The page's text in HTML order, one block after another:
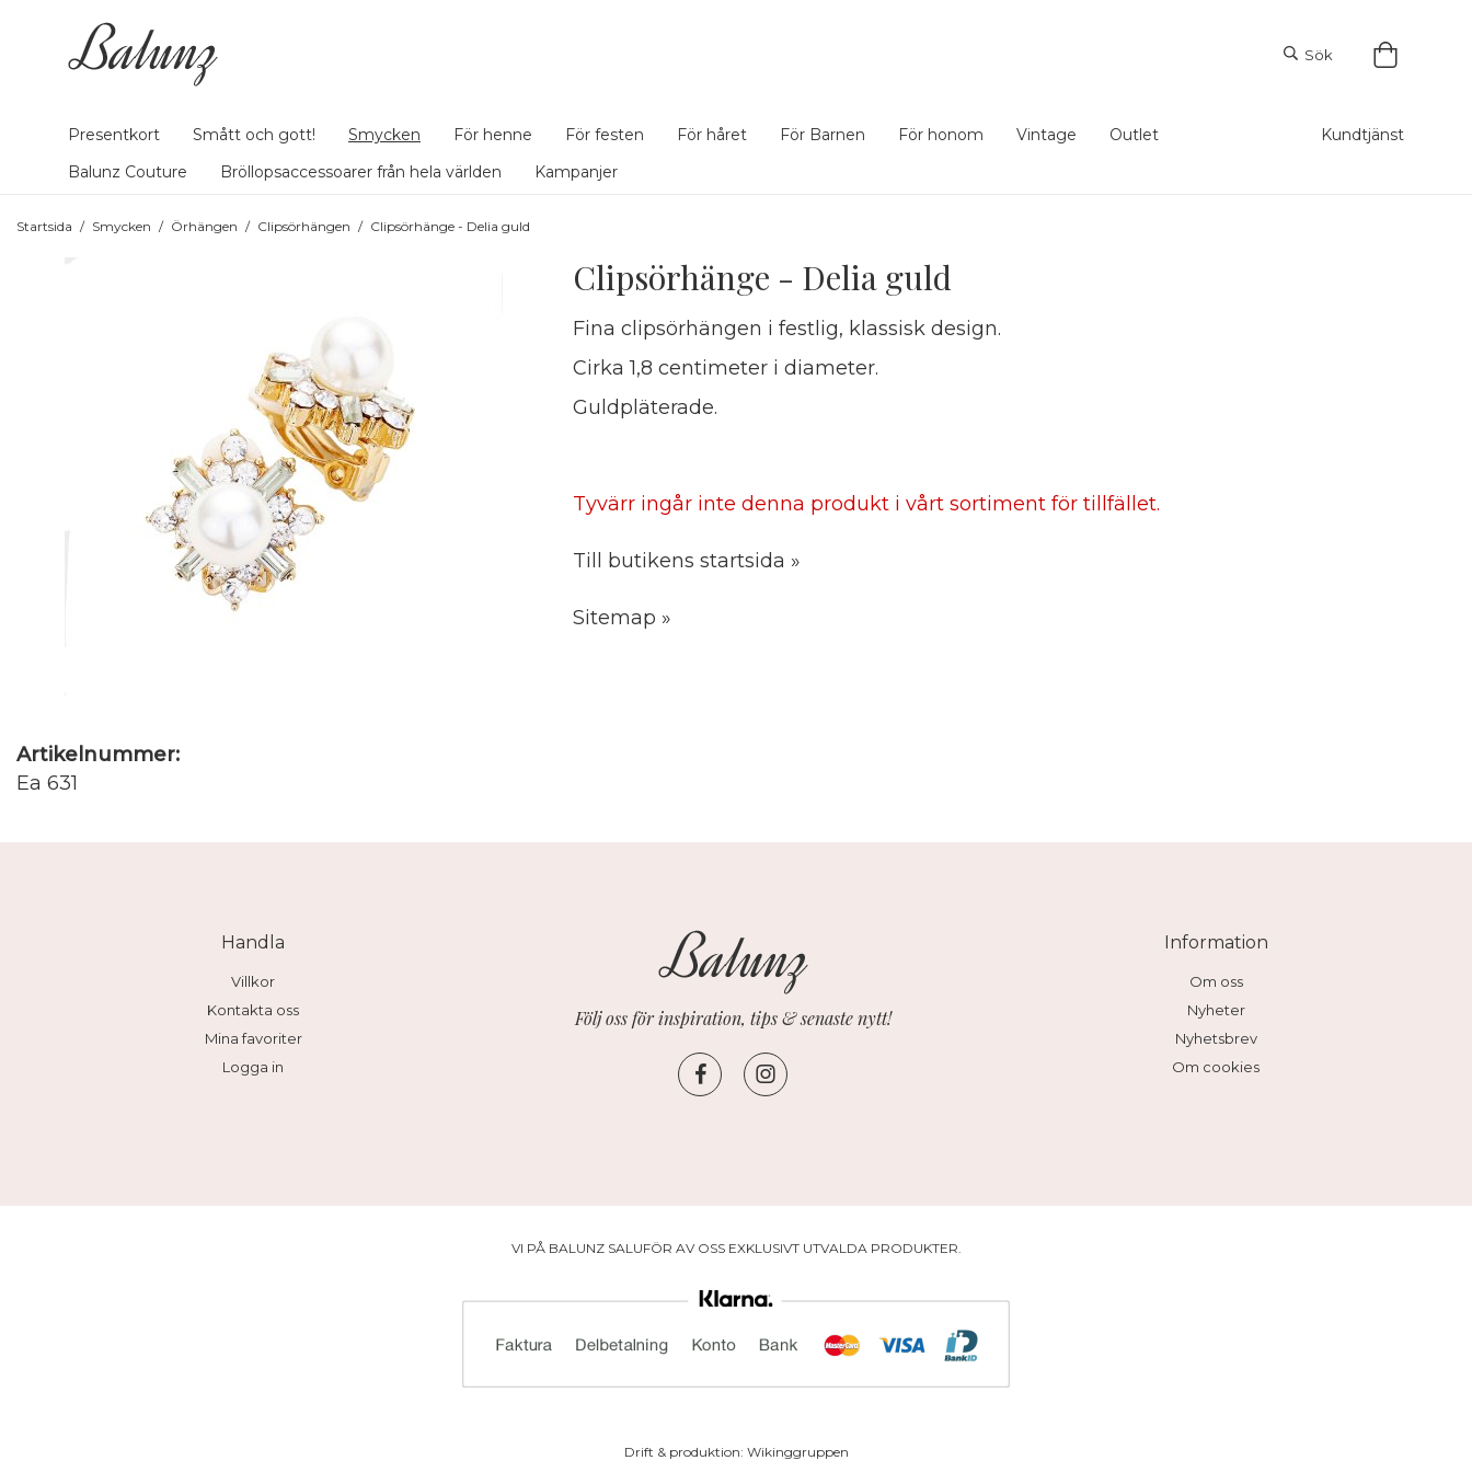
Sök
Presentkort Smått och gott! Smycken För henne För festen För håret För Barnen För honom Vintage
Outlet
Balunz Couture
Bröllopsaccessoarer från hela världen Kampanjer
Kundtjänst
Startsida / Smycken / Örhängen / Clipsörhängen / Clipsörhänge - Delia guld
Clipsörhänge - Delia guld
Fina clipsörhängen i festlig, klassisk design.
Cirka 1,8 centimeter i diameter.
Guldpläterade.
Tyvärr ingår inte denna produkt i vårt sortiment för tillfället.
Till butikens startsida »
Sitemap »
Artikelnummer:
Ea 631
Handla
Villkor
Kontakta oss
Mina favoriter
Logga in
Följ oss för inspiration, tips & senaste nytt!
Information
Om oss
Nyheter
Nyhetsbrev
Om cookies
VI PÅ BALUNZ SALUFÖR AV OSS EXKLUSIVT UTVALDA PRODUKTER.
Drift & produktion: Wikinggruppen